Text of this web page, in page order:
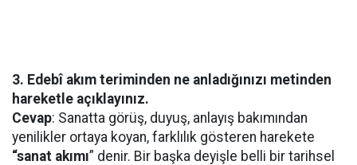
3. Edebî akım teriminden ne anladığınızı metinden
hareketle açıklayınız.
Cevap: Sanatta görüş, duyuş, anlayış bakımından
yenilikler ortaya koyan, farklılık gösteren harekete
“sanat akımı” denir. Bir başka deyişle belli bir tarihsel